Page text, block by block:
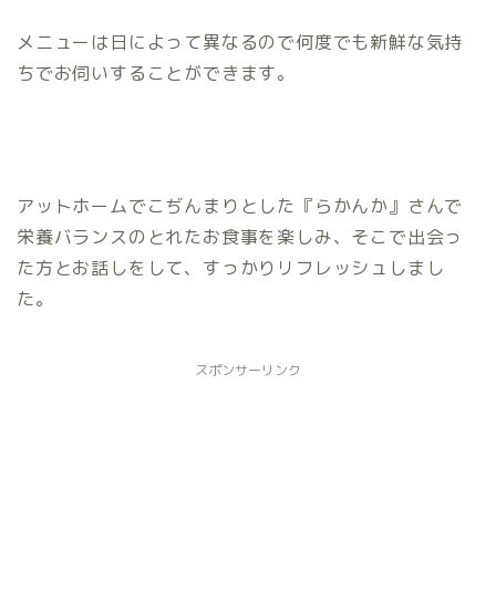
メニューは日によって異なるので何度でも新鮮な気持
ちでお伺いすることができます。
アットホームでこぢんまりとした『らかんか』さんで
栄養バランスのとれたお食事を楽しみ、そこで出会っ
た方とお話しをして、すっかりリフレッシュしまし
た。
スポンサーリンク